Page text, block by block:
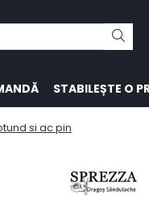
STABILEȘTE O
si ac pin